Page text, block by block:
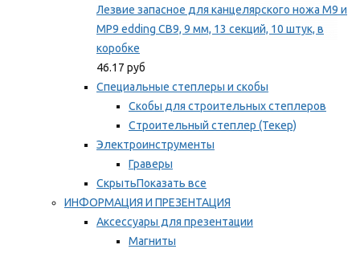
Лезвие запасное для канцелярского ножа M9 и
MP9 edding CB9, 9 мм, 13 секций, 10 штук, в
коробке
46.17 руб
Специальные степлеры и скобы
Скобы для строительных степлеров
Строительный степлер (Текер)
Электроинструменты
Граверы
СкрытьПоказать все
ИНФОРМАЦИЯ И ПРЕЗЕНТАЦИЯ
Аксессуары для презентации
Магниты